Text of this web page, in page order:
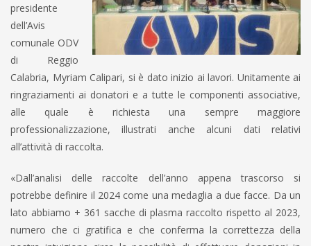
presidente
dell’Avis
comunale ODV
di Reggio
Calabria, Myriam Calipari, si è dato inizio ai lavori. Unitamente ai
ringraziamenti ai donatori e a tutte le componenti associative,
alle quale è richiesta una sempre maggiore
professionalizzazione, illustrati anche alcuni dati relativi
all’attività di raccolta.
«Dall’analisi delle raccolte dell’anno appena trascorso si
potrebbe definire il 2024 come una medaglia a due facce. Da un
lato abbiamo + 361 sacche di plasma raccolto rispetto al 2023,
numero che ci gratifica e che conferma la correttezza della